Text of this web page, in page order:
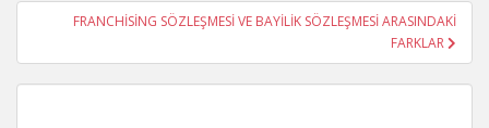
FRANCHİSİNG SÖZLEŞMESİ VE BAYİLİK SÖZLEŞMESİ ARASINDAKİ
FARKLAR